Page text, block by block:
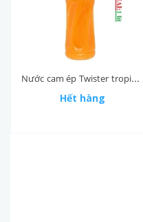
Nước cam ép Twister tropicana chai 1 lít
Hết hàng